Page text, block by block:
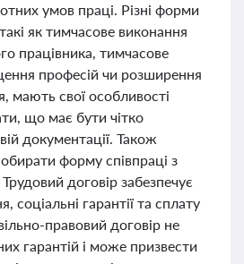
умов праці. Різні форми
як тимчасове виконання
працівника, тимчасове
професій чи розширення
мають свої особливості
що має бути чітко
документації. Також
форму співпраці з
договір забезпечує
соціальні гарантії та сплату
правовий договір не
гарантій і може призвести